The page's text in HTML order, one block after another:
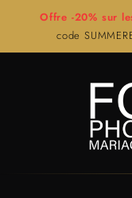
Offre -20% sur
code